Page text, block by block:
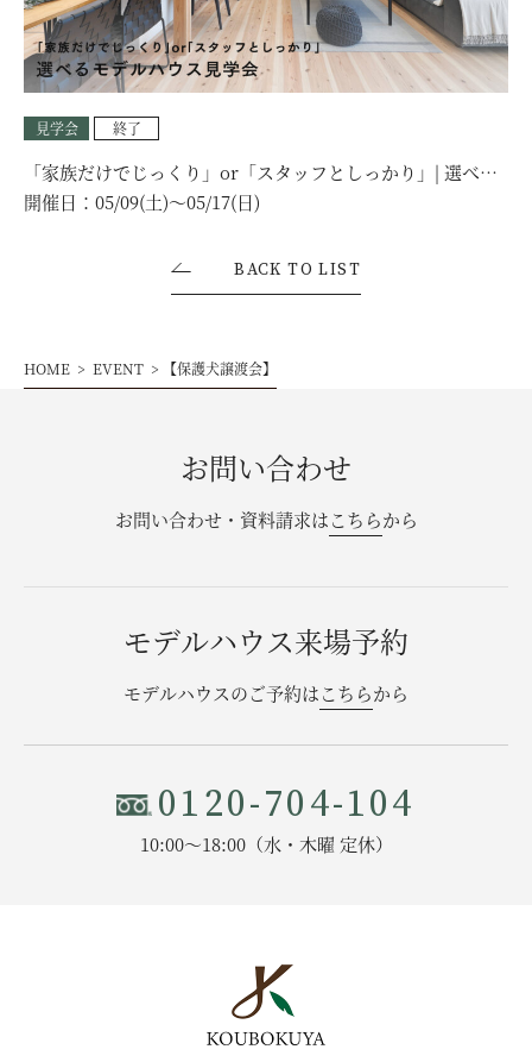
見学会 終了
「家族だけでじっくり」or「スタッフとしっかり」| 選べる
モデルハウス見学会
開催日： 05/09(土)〜05/17(日)
BACK TO LIST
HOME EVENT 【保護犬譲渡会】
お問い合わせ
お問い合わせ・資料請求はこちらから
モデルハウス来場予約
モデルハウスのご予約はこちらから
0120-704-104
10:00〜18:00（水・木曜 定休）